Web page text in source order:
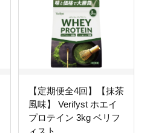
【定期便全4回】【抹茶
風味】 Verifyst ホエイ
プロテイン 3kg ベリフ
ィスト